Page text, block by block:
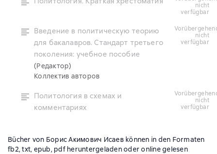
nicht
verfügbar
Введение в политическую теорию
для бакалавров. Стандарт третьего
поколения: учебное пособие
(Редактор)
Коллектив авторов
vorübergehend
nicht
verfügbar
Политология в схемах и
комментариях
vorübergehend
nicht
verfügbar
Bücher von Борис Акимович Исаев können in den Formaten
fb2, txt, epub, pdf heruntergeladen oder online gelesen